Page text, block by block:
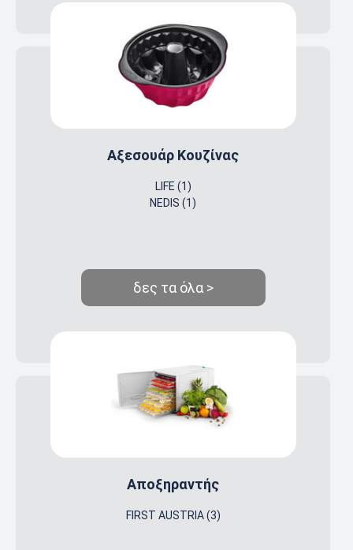
Αξεσουάρ Κουζίνας
LIFE (1)
NEDIS (1)
δες τα όλα >
Αποξηραντής
FIRST AUSTRIA (3)